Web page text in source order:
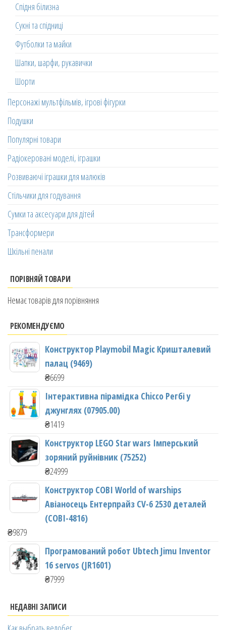
Спідня білизна
Сукні та спідниці
Футболки та майки
Шапки, шарфи, рукавички
Шорти
Персонажі мультфільмів, ігрові фігурки
Подушки
Популярні товари
Радіокеровані моделі, іграшки
Розвиваючі іграшки для малюків
Стільчики для годування
Сумки та аксесуари для дітей
Трансформери
Шкільні пенали
ПОРІВНЯЙ ТОВАРИ
Немає товарів для порівняння
РЕКОМЕНДУЄМО
Конструктор Playmobil Magic Кришталевий
палац (9469)
₴6699
Інтерактивна пірамідка Chicco Регбі у
джунглях (07905.00)
₴1419
Конструктор LEGO Star wars Імперський
зоряний руйнівник (75252)
₴24999
Конструктор COBI World of warships
Авіаносець Ентерпрайз CV-6 2530 деталей
(COBI-4816)
₴9879
Програмований робот Ubtech Jimu Inventor
16 servos (JR1601)
₴7999
НЕДАВНІ ЗАПИСИ